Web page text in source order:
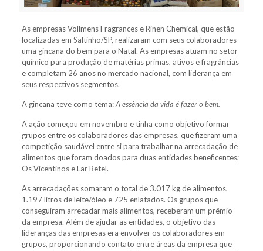
As empresas Vollmens Fragrances e Rinen Chemical, que estão
localizadas em Saltinho/SP, realizaram com seus colaboradores
uma gincana do bem para o Natal. As empresas atuam no setor
químico para produção de matérias primas, ativos e fragrâncias
e completam 26 anos no mercado nacional, com liderança em
seus respectivos segmentos.
A gincana teve como tema:A essência da vida é fazer o bem.
A ação começou em novembro e tinha como objetivo formar
grupos entre os colaboradores das empresas, que fizeram uma
competição saudável entre si para trabalhar na arrecadação de
alimentos que foram doados para duas entidades beneficentes;
Os Vicentinos e Lar Betel.
As arrecadações somaram o total de 3.017 kg de alimentos,
1.197 litros de leite/óleo e 725 enlatados. Os grupos que
conseguiram arrecadar mais alimentos, receberam um prêmio
da empresa. Além de ajudar as entidades, o objetivo das
lideranças das empresas era envolver os colaboradores em
grupos, proporcionando contato entre áreas da empresa que